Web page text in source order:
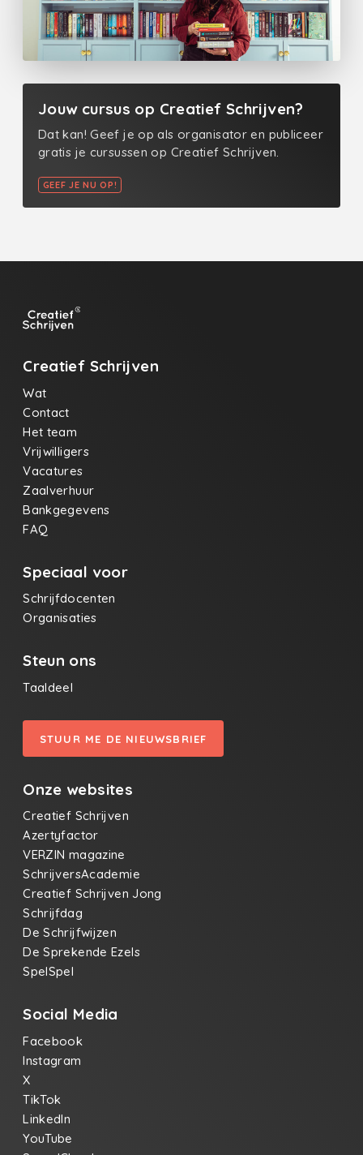
Jouw cursus op Creatief Schrijven?
Dat kan! Geef je op als organisator en publiceer
gratis je cursussen op Creatief Schrijven.
GEEF JE NU OP!
Creatief Schrijven
Wat
Contact
Het team
Vrijwilligers
Vacatures
Zaalverhuur
Bankgegevens
FAQ
Speciaal voor
Schrijfdocenten
Organisaties
Steun ons
Taaldeel
STUUR ME DE NIEUWSBRIEF
Onze websites
Creatief Schrijven
Azertyfactor
VERZIN magazine
SchrijversAcademie
Creatief Schrijven Jong
Schrijfdag
De Schrijfwijzen
De Sprekende Ezels
SpelSpel
Social Media
Facebook
Instagram
X
TikTok
LinkedIn
YouTube